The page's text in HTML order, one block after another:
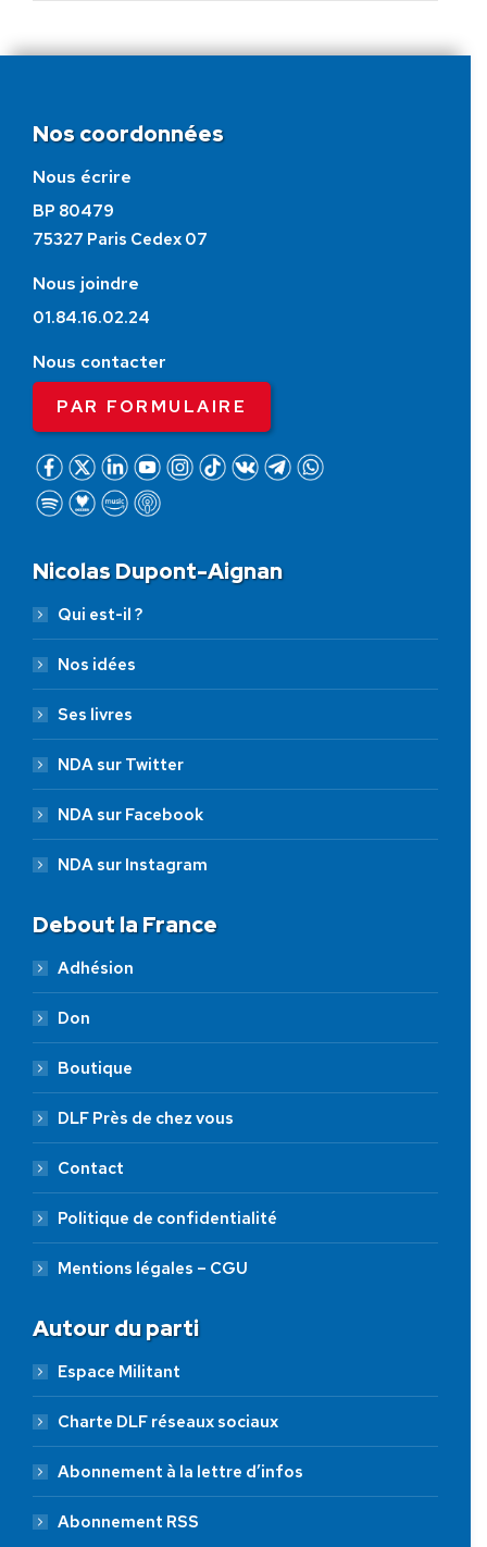
Nos coordonnées
Nous écrire
BP 80479
75327 Paris Cedex 07
Nous joindre
01.84.16.02.24
Nous contacter
PAR FORMULAIRE
Nicolas Dupont-Aignan
Qui est-il ?
Nos idées
Ses livres
NDA sur Twitter
NDA sur Facebook
NDA sur Instagram
Debout la France
Adhésion
Don
Boutique
DLF Près de chez vous
Contact
Politique de confidentialité
Mentions légales – CGU
Autour du parti
Espace Militant
Charte DLF réseaux sociaux
Abonnement à la lettre d’infos
Abonnement RSS